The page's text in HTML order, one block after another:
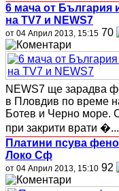
6 мача от България
на TV7 и NEWS7
от 04 Април 2013, 15:15 70
NEWS7 ще зарадва
в Пловдив по време
Ботев и Черно море.
при закрити врати �...
Платини псува
Локо Сф
от 04 Април 2013, 15:10 92